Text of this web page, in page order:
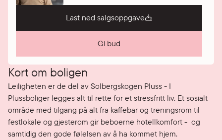
Last ned salgsoppgave
Gi bud
Kort om boligen
Leiligheten er de del av Solbergskogen Pluss - I
Plussboliger legges alt til rette for et stressfritt liv. Et sosialt
område med tilgang på alt fra kaffebar og treningsrom til
festlokale og gjesterom gir beboerne hotellkomfort -  og
samtidig den gode følelsen av å ha kommet hjem.